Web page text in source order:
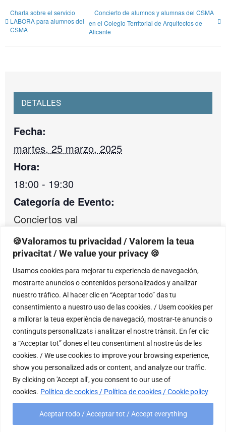
🍪Valoramos tu privacidad / Valorem la teua
privacitat / We value your privacy 🍪
Usamos cookies para mejorar tu experiencia de navegación,
mostrarte anuncios o contenidos personalizados y analizar
nuestro tráfico. Al hacer clic en “Aceptar todo” das tu
consentimiento a nuestro uso de las cookies. / Usem cookies per
a millorar la teua experiència de navegació, mostrar-te anuncis o
continguts personalitzats i analitzar el nostre trànsit. En fer clic
a “Acceptar tot” dones el teu consentiment al nostre ús de les
cookies. / We use cookies to improve your browsing experience,
show you personalized ads or content, and analyze our traffic.
By clicking on 'Accept all', you consent to our use of
cookies. Política de cookies / Política de cookies / Cookie policy
Aceptar todo / Acceptar tot / Accept everything
Charla sobre el servicio
LABORA para alumnos del
CSMA
Concierto de alumnos y alumnas del CSMA
en el Colegio Territorial de Arquitectos de
Alicante
DETALLES
Fecha:
martes, 25 marzo, 2025
Hora:
18:00 - 19:30
Categoría de Evento:
Conciertos val
Instituto Alicantino de Cultura Juan Gil-
Albert. Casa Bardin
Calle San Fernando, 44
Alicante, 03001
+ Google Map
Teléfono
965 12 12 14
Ver el sitio web del Recinto